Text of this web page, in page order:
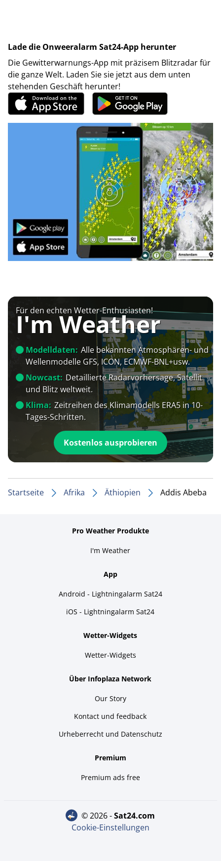
Lade die Onweeralarm Sat24-App herunter
Die Gewitterwarnungs-App mit präzisem Blitzradar für
die ganze Welt. Laden Sie sie jetzt aus dem unten
stehenden Geschäft herunter!
Für den echten Wetter-Enthusiasten!
I'm Weather
Modelldaten: Alle bekannten Atmosphären- und
Wellenmodelle GFS, ICON, ECMWF-BNL+usw.
Nowcast: Detaillierte Radarvorhersage, Satellit
und Blitz weltweit.
Klima: Zeitreihen des Klimamodells ERA5 in 10-
Tages-Schritten.
Kostenlos ausprobieren
Startseite Afrika Äthiopien Addis Abeba
Pro Weather Produkte
I'm Weather
App
Android - Lightningalarm Sat24
iOS - Lightningalarm Sat24
Wetter-Widgets
Wetter-Widgets
Über Infoplaza Network
Our Story
Kontact und feedback
Urheberrecht und Datenschutz
Premium
Premium ads free
© 2026 - sat24.com
Cookie-Einstellungen